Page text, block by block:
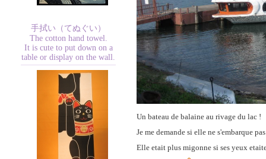
Un bateau de balaine au rivage du lac !
Je me demande si elle ne s'embarque
Elle etait plus migonne si ses yeux
手拭い（てぬぐい）
The cotton hand towel.
It is cute to put down on a
table or display on the wall.